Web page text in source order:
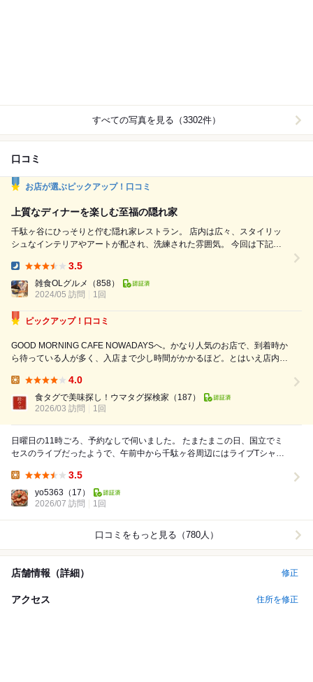
すべての写真を見る（3302件）
口コミ
お店が選ぶピックアップ！口コミ
上質なディナーを楽しむ至福の隠れ家
千駄ヶ谷にひっそりと佇む隠れ家レストラン。 店内は広々、スタイリッ
シュなインテリアやアートが配され、洗練された雰囲気。 今回は下記の
（¥350） ・季節のフルーツとモッツァレラの白バルサミコマリネ
（¥1300） ・NOWADAYSサラダ（¥1380） ⭐︎芽キャベツのガーリックソ
テー（¥1300） ⭐︎手打ちニョッキ ...
3.5
雑食OLグルメ
（858）
2024/05 訪問
1回
ピックアップ！口コミ
GOOD MORNING CAFE NOWADAYSへ。かなり人気のお店で、到着時か
ら待っている人が多く、入店まで少し時間がかかるほど。とはいえ店内は
（マスタードソース）は肉感と焼き目の香ばしさがあり、マスタードの酸
味とコクで後味が締...
4.0
食タグで美味探し！ウマタグ探検家 （187）
2026/03 訪問
1回
日曜日の11時ごろ、予約なしで伺いました。 たまたまこの日、国立でミ
セスのライブだったようで、午前中から千駄ヶ谷周辺にはライブTシャツ
3.5
yo5363 （17）
2026/07 訪問
1回
口コミをもっと見る（780人）
店舗情報（詳細） 修正
アクセス 住所を修正